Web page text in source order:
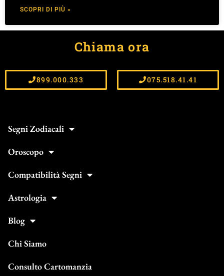
SCOPRI DI PIÙ »
Chiama ora
899.000.333 075.518.41.41
Segni Zodiacali
Oroscopo
Compatibilità Segni
Astrologia
Blog
Chi Siamo
Consulto Cartomanzia